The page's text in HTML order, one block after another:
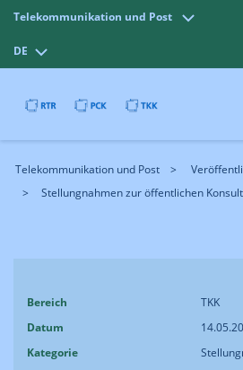
Telekommunikation und Post
DE
Telekommunikation und Post
Stellungnahmen zur öffentlichen
Bereich
TKK
Datum
Kategorie